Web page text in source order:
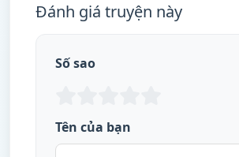
Đánh giá truyện này
Số sao
Tên của bạn